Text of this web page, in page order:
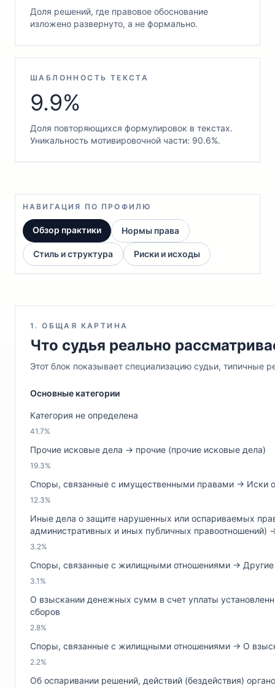
Доля решений, где правовое обоснование
изложено развернуто, а не формально.
ШАБЛОННОСТЬ ТЕКСТА
9.9%
Доля повторяющихся формулировок в текстах.
Уникальность мотивировочной части: 90.6%.
НАВИГАЦИЯ ПО ПРОФИЛЮ
Обзор практики Нормы права
Стиль и структура Риски и исходы
1. ОБЩАЯ КАРТИНА
Что судья реально
Этот блок показывает специализацию судьи, типичные
Основные категории
Категория не определена
41.7%
Прочие исковые дела → прочие (прочие исковые дела)
19.3%
Споры, связанные с имущественными правами → Иски
12.3%
Иные дела о защите нарушенных или оспариваемых
административных и иных публичных
3.2%
Споры, связанные с жилищными отношениями →
3.1%
О взыскании денежных сумм в счет уплаты
сборов
2.8%
Споры, связанные с жилищными отношениями → О
2.2%
Об оспаривании решений, действий (бездействия)